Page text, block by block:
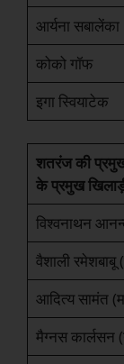
आर्यना सबालेंका
कोको गॉफ
इगा स्वियाटेक
शतरंज की प्रमुख
के प्रमुख
विश्वनाथन
वैशाली रमेशबाबू
आदित्य सामंत
मैग्नस कार्लसन